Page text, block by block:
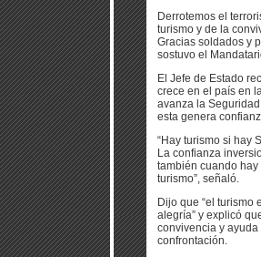
Derrotemos el
turismo y de la
Gracias soldados y
sostuvo el
El Jefe de Estado
crece en el país en
avanza la
esta genera
“Hay turismo si hay
La confianza
también cuando
turismo”, señaló.
Dijo que “el turismo
alegría” y explicó
convivencia y
confrontación.